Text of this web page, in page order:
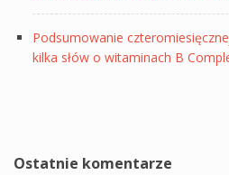
Podsumowanie
kilka słów o witaminach B
Ostatnie komentarze